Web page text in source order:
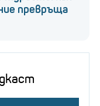
превръща